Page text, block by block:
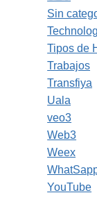
Sin
Tipos de
Trabajos
Transfiya
Uala
veo3
Web3
Weex
YouTube